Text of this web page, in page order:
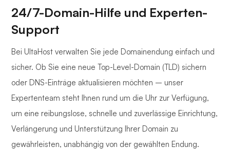
24/7-Domain-Hilfe und Experten-
Support
Bei UltaHost verwalten Sie jede Domainendung einfach und
sicher. Ob Sie eine neue Top-Level-Domain (TLD) sichern
oder DNS-Einträge aktualisieren möchten – unser
Expertenteam steht Ihnen rund um die Uhr zur Verfügung,
um eine reibungslose, schnelle und zuverlässige Einrichtung,
Verlängerung und Unterstützung Ihrer Domain zu
gewährleisten, unabhängig von der gewählten Endung.